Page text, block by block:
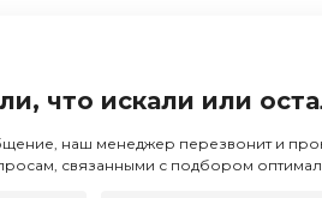
что искали или
наш менеджер перезвонит и
связанными с подбором